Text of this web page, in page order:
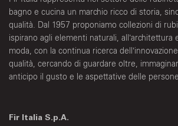
bagno e cucina un marchio ricco di storia,
qualità. Dal 1957 proponiamo collezioni di
ispirano agli elementi naturali, all’architettura
moda, con la continua ricerca
qualità, cercando di guardare oltre,
anticipo il gusto e le aspettative delle
Fir Italia S.p.A.